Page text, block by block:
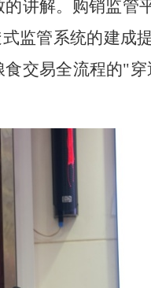
讲解。购销监管
监管系统的建成
交易全流程的"